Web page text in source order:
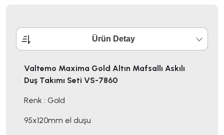
Ürün Detay
Valtemo Maxima Gold Altın Mafsallı Askılı
Duş Takımı Seti VS-7860
Renk : Gold
95x120mm el duşu